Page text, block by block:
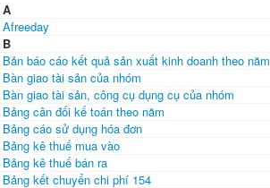
A
Afreeday
B
Bản báo cáo kết quả sản xuất kinh doanh theo năm
Bàn giao tài sản của nhóm
Bàn giao tài sản, công cụ dụng cụ của nhóm
Bảng cân đối kế toán theo năm
Bảng cáo sử dụng hóa đơn
Bảng kê thuế mua vào
Bảng kê thuế bán ra
Bảng kết chuyển chi phí 154